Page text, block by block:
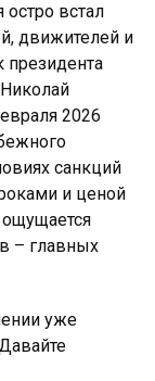
встал
движителей и
президента
2026
санкций
и ценой
ощущается
– главных
уже